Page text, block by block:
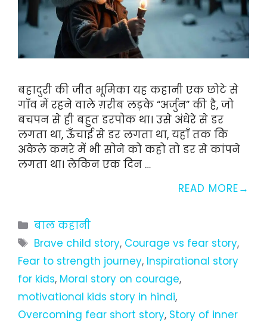
बहादुरी की जीत भूमिका यह कहानी एक छोटे से
गाँव में रहने वाले ग़रीब लड़के “अर्जुन” की है, जो
बचपन से ही बहुत डरपोक था। उसे अंधेरे से डर
लगता था, ऊँचाई से डर लगता था, यहाँ तक कि
अकेले कमरे में भी सोने को कहो तो डर से कांपने
लगता था। लेकिन एक दिन …
READ MORE
Categories
बाल कहानी
Tags
Brave child story, Courage vs fear story,
Fear to strength journey, Inspirational story
for kids, Moral story on courage,
motivational kids story in hindi,
Overcoming fear short story, Story of inner